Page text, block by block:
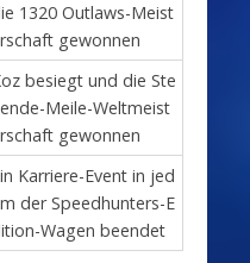
1320 Outlaws-Meist
gewonnen
besiegt und die Ste
Meile-Weltmeist
gewonnen
Karriere-Event in jed
der Speedhunters-E
Wagen beendet